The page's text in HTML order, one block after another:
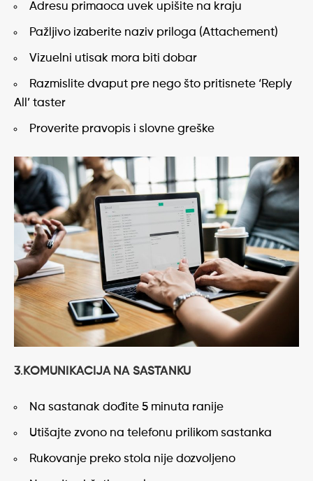
Adresu primaoca uvek upišite na kraju
Pažljivo izaberite naziv priloga (Attachement)
Vizuelni utisak mora biti dobar
Razmislite dvaput pre nego što pritisnete ‘Reply
All’ taster
Proverite pravopis i slovne greške
3. KOMUNIKACIJA NA SASTANKU
Na sastanak dođite 5 minuta ranije
Utišajte zvono na telefonu prilikom sastanka
Rukovanje preko stola nije dozvoljeno